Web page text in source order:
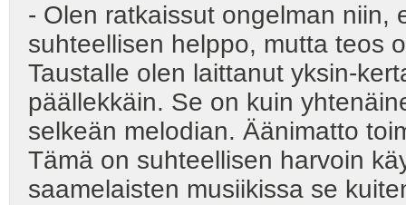
- Olen ratkaissut ongelman niin,
suhteellisen helppo, mutta teos
Taustalle olen laittanut yksin-
päällekkäin. Se on kuin
selkeän melodian. Äänimatto
Tämä on suhteellisen harvoin
saamelaisten musiikissa se